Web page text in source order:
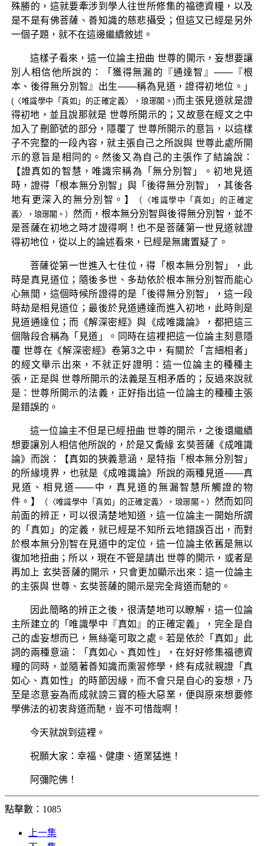
殊勝的，這就要牽涉到學人往世所修集的福德資糧，以及
是不是有佛菩薩、善知識的慈悲攝受；但這又已經是另外
一個子題，就不在這邊繼續敘述。
這樣子看來，這一位論主扭曲 世尊的開示，妄想要讓
別人相信他所說的：「獲得無漏的『通達智』——『根
本、後得無分別智』出生——稱為見道，證得初地位。」
(〈唯識學中「真如」的正確定義〉，琅琊閣。)而主張見道就是證
得初地，並且說那就是 世尊所開示的；又故意在經文之中
加入了刪節號的部分，隱覆了 世尊所開示的意旨，以這樣
子不完整的一段內容，就主張自己之所說與 世尊此處所開
示的意旨是相同的。然後又為自己的主張作了結論說：
【證真如的智慧，唯識宗稱為「無分別智」。初地見道
時，證得「根本無分別智」與「後得無分別智」，其後各
地有更深入的無分別智。】
（〈唯識學中「真如」的正確定
義〉，琅琊閣。） 然而，根本無分別智與後得無分別智，並不
是菩薩在初地之時才證得啊！也不是菩薩第一世見道就證
得初地位，從以上的論述看來，已經是無庸置疑了。
菩薩從第一世進入七住位，得「根本無分別智」，此
時是真見道位；隨後多世、多劫依於根本無分別智而能心
心無間，這個時候所證得的是「後得無分別智」，這一段
時劫是相見道位；最後於見道通達而進入初地，此時則是
見道通達位；而《解深密經》與《成唯識論》，都把這三
個階段合稱為「見道」。同時在這裡把這一位論主刻意隱
覆 世尊在《解深密經》卷第3之中，有關於「言細相者」
的經文舉示出來，不就正好證明：這一位論主的種種主
張，正是與 世尊所開示的法義是互相矛盾的；反過來說就
是：世尊所開示的法義，正好指出這一位論主的種種主張
是錯誤的。
這一位論主不但是已經扭曲 世尊的開示，之後還繼續
想要讓別人相信他所說的，於是又夤緣 玄奘菩薩《成唯識
論》而說：【真如的狹義意涵，是特指「根本無分別智」
的所緣境界，也就是《成唯識論》所說的兩種見道——真
見道、相見道——中，真見道的無漏智慧所觸證的物
件。】
（〈唯識學中「真如」的正確定義〉，琅琊閣。） 然而如同
前面的辨正，可以很清楚地知道，這一位論主一開始所謂
的「真如」的定義，就已經是不知所云地錯誤百出，而對
於根本無分別智在見道中的定位，這一位論主依舊是無以
復加地扭曲；所以，現在不管是請出 世尊的開示，或者是
再加上 玄奘菩薩的開示，只會更加顯示出來：這一位論主
的主張與 世尊、玄奘菩薩的開示是完全背道而馳的。
因此簡略的辨正之後，很清楚地可以瞭解，這一位論
主所建立的「唯識學中『真如』的正確定義」，完全是自
己的虛妄想而已，無絲毫可取之處。若是依於「真如」此
詞的兩種意涵：「真如心、真如性」，在好好修集福德資
糧的同時，並隨著善知識而熏習修學，終有成就親證「真
如心、真如性」的時節因緣，而不會只是自心的妄想，乃
至是恣意妄為而成就謗三寶的極大惡業，便與原來想要修
學佛法的初衷背道而馳，豈不可惜哉啊！
今天就說到這裡。
祝願大家：幸福、健康、道業猛進！
阿彌陀佛！
點擊數：1085
上一集